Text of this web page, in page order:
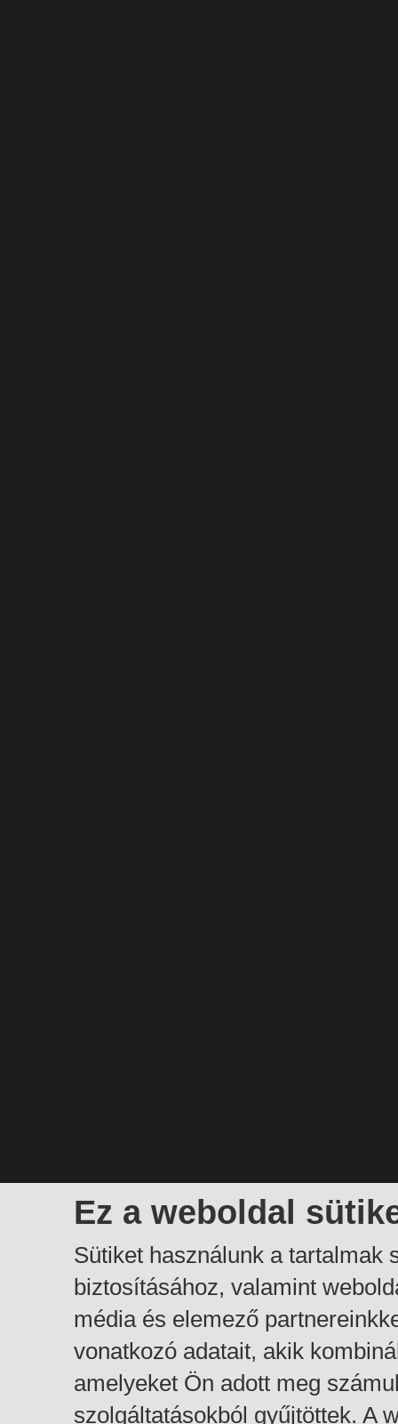
Ez a weboldal
Sütiket használunk a tartalmak
biztosításához, valamint
média és elemező
vonatkozó adatait, akik
amelyeket Ön adott meg
szolgáltatásokból gyűjtöttek. A